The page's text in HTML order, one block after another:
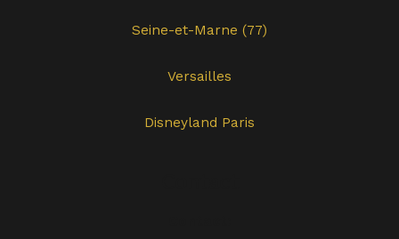
Seine-et-Marne (77)
Versailles
Disneyland Paris